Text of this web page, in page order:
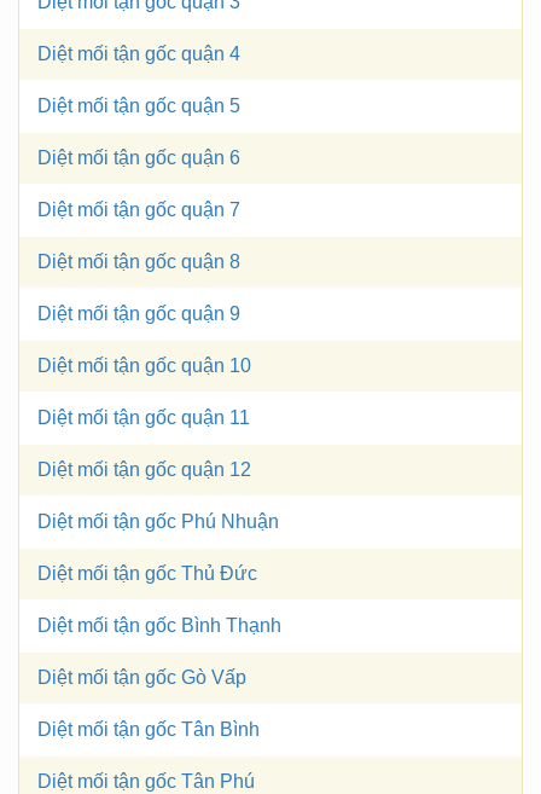
Diệt mối tận gốc quận 4
Diệt mối tận gốc quận 5
Diệt mối tận gốc quận 6
Diệt mối tận gốc quận 7
Diệt mối tận gốc quận 8
Diệt mối tận gốc quận 9
Diệt mối tận gốc quận 10
Diệt mối tận gốc quận 11
Diệt mối tận gốc quận 12
Diệt mối tận gốc Phú Nhuận
Diệt mối tận gốc Thủ Đức
Diệt mối tận gốc Bình Thạnh
Diệt mối tận gốc Gò Vấp
Diệt mối tận gốc Tân Bình
Diệt mối tận gốc Tân Phú